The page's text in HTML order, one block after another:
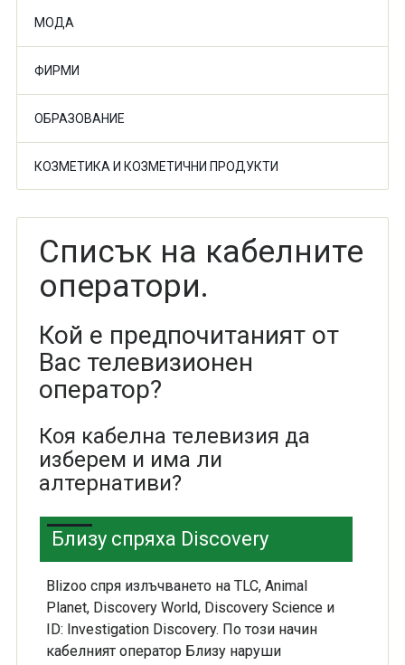
МОДА
ФИРМИ
ОБРАЗОВАНИЕ
КОЗМЕТИКА И КОЗМЕТИЧНИ ПРОДУКТИ
Списък на кабелните
оператори.
Кой е предпочитаният от
Вас телевизионен
оператор?
Коя кабелна телевизия да
изберем и има ли
алтернативи?
Близу спряха Discovery
Blizoo спря излъчването на TLC, Animal
Planet, Discovery World, Discovery Science и
ID: Investigation Discovery. По този начин
кабелният оператор Близу наруши